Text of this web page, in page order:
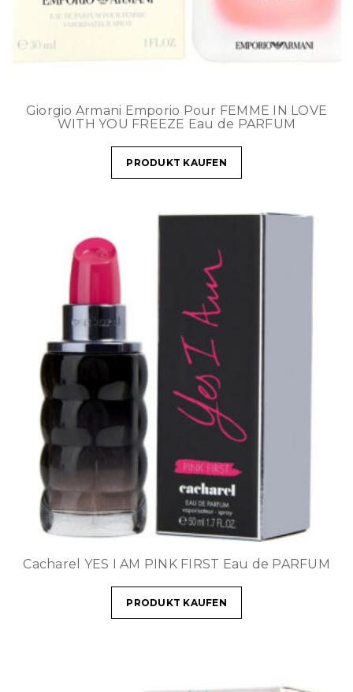
Giorgio Armani Emporio Pour FEMME IN LOVE
WITH YOU FREEZE Eau de PARFUM
PRODUKT KAUFEN
Cacharel YES I AM PINK FIRST Eau de PARFUM
PRODUKT KAUFEN